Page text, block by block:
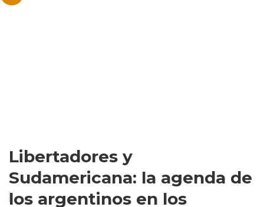
Libertadores y
Sudamericana: la agenda de
los argentinos en los